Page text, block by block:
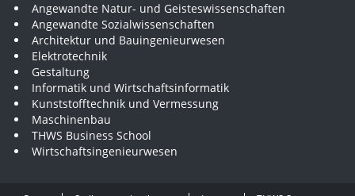
Angewandte Natur- und Geisteswissenschaften
Angewandte Sozialwissenschaften
Architektur und Bauingenieurwesen
Elektrotechnik
Gestaltung
Informatik und Wirtschaftsinformatik
Kunststofftechnik und Vermessung
Maschinenbau
THWS Business School
Wirtschaftsingenieurwesen